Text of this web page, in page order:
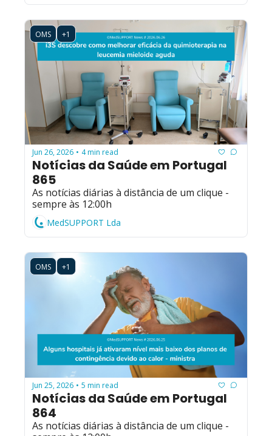
OMS +1
Jun 26, 2026 • 4 min read
Notícias da Saúde em Portugal
865
As notícias diárias à distância de um clique -
sempre às 12:00h
MedSUPPORT Lda
OMS +1
Jun 25, 2026 • 5 min read
Notícias da Saúde em Portugal
864
As notícias diárias à distância de um clique -